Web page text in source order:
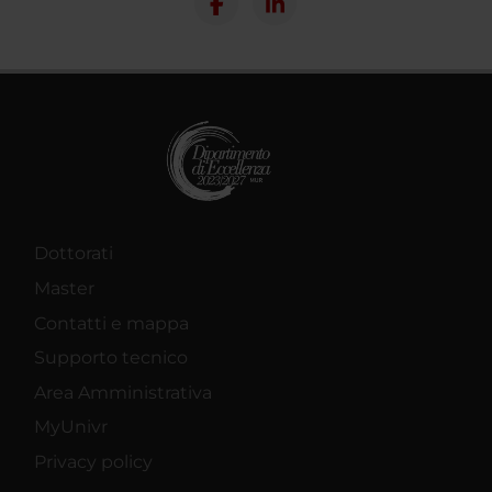
Dottorati
Master
Contatti e mappa
Supporto tecnico
Area Amministrativa
MyUnivr
Privacy policy